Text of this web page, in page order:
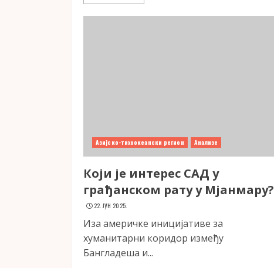
Азијско-тихоокеански регион Анализе
Који је интерес САД у
грађанском рату у Мјанмару?
22. ЈУН 2025.
Иза америчке иницијативе за
хуманитарни коридор између
Бангладеша и...